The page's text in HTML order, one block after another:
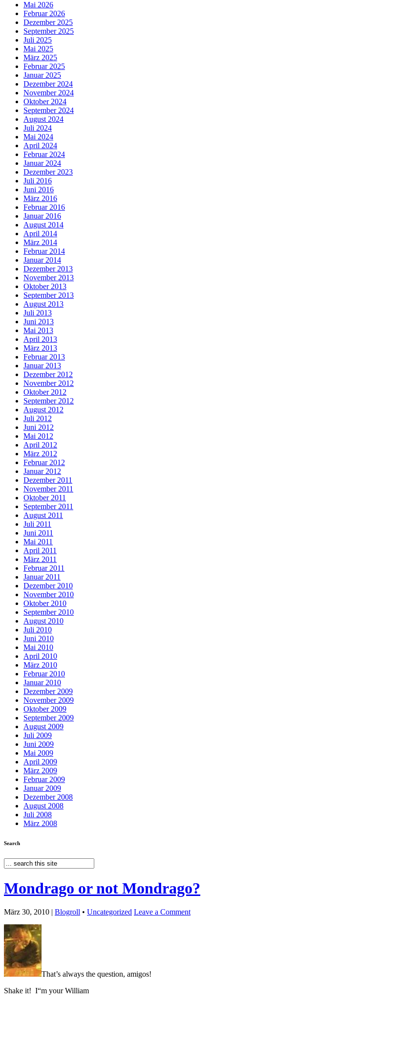
Mai 2026
Februar 2026
Dezember 2025
September 2025
Juli 2025
Mai 2025
März 2025
Februar 2025
Januar 2025
Dezember 2024
November 2024
Oktober 2024
September 2024
August 2024
Juli 2024
Mai 2024
April 2024
Februar 2024
Januar 2024
Dezember 2023
Juli 2016
Juni 2016
März 2016
Februar 2016
Januar 2016
August 2014
April 2014
März 2014
Februar 2014
Januar 2014
Dezember 2013
November 2013
Oktober 2013
September 2013
August 2013
Juli 2013
Juni 2013
Mai 2013
April 2013
März 2013
Februar 2013
Januar 2013
Dezember 2012
November 2012
Oktober 2012
September 2012
August 2012
Juli 2012
Juni 2012
Mai 2012
April 2012
März 2012
Februar 2012
Januar 2012
Dezember 2011
November 2011
Oktober 2011
September 2011
August 2011
Juli 2011
Juni 2011
Mai 2011
April 2011
März 2011
Februar 2011
Januar 2011
Dezember 2010
November 2010
Oktober 2010
September 2010
August 2010
Juli 2010
Juni 2010
Mai 2010
April 2010
März 2010
Februar 2010
Januar 2010
Dezember 2009
November 2009
Oktober 2009
September 2009
August 2009
Juli 2009
Juni 2009
Mai 2009
April 2009
März 2009
Februar 2009
Januar 2009
Dezember 2008
August 2008
Juli 2008
März 2008
Search
Mondrago or not Mondrago?
März 30, 2010 | Blogroll • Uncategorized Leave a Comment
That’s always the question, amigos!
Shake it! I“m your William